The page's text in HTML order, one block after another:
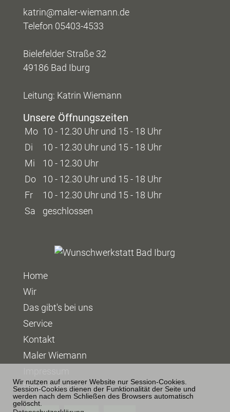
Wir nutzen auf unserer Website nur Session-Cookies.
Session-Cookies dienen der Funktionalität der Seite und
werden nach dem Schließen des Browsers automatisch
gelöscht.
katrin@maler-wiemann.de
Telefon 05403-4533
Bielefelder Straße 32
49186 Bad Iburg
Leitung: Katrin Wiemann
Unsere Öffnungszeiten
Mo 10 - 12.30 Uhr und 15 - 18 Uhr
Di
10 - 12.30 Uhr und 15 - 18 Uhr
Mi
10 - 12.30 Uhr
Do
10 - 12.30 Uhr und 15 - 18 Uhr
Fr
10 - 12.30 Uhr und 15 - 18 Uhr
Sa
geschlossen
Home
Wir
Das gibt's bei uns
Service
Kontakt
Maler Wiemann
Datenschutz